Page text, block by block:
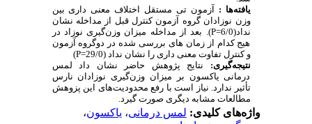
یافته‌ها :آزمون تی مستقل اختلاف معنی داری بین
وزن نوزادان گروه آزمون کنترل قبل از مداخله نشان
نداد(6/0=
P). بعد از مداخله میزان وزن‌گیری نوزاد در
هیج کدام از زمان های بررسی شده در دوگروه آزمون
و کنترل تفاوت معنی داری را نشان نداد (29/0=
P
)
نتیجه‌گیری:نتایج پژوهش حاضر نشان داد لمس
درمانی یاکسون بر میزان وزن‌گیری نوزادان نارس
تأثیر ندارد. نیاز است با رفع محدودیت‌های این پزوهش
مطالعات مشابه دیگری صورت گیرد.
واژه‌های کلیدی:لمس درمانی،یاکسون،